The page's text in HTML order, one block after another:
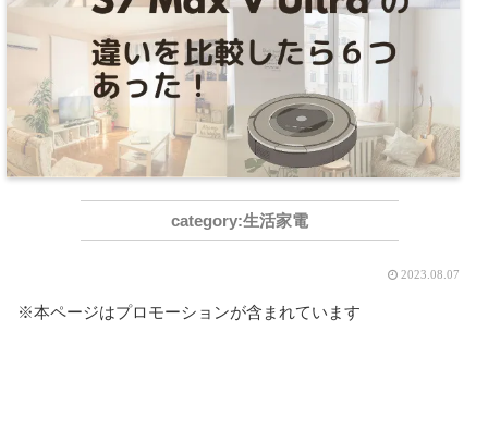
生活家電
2023.08.07
※本ページはプロモーションが含まれています